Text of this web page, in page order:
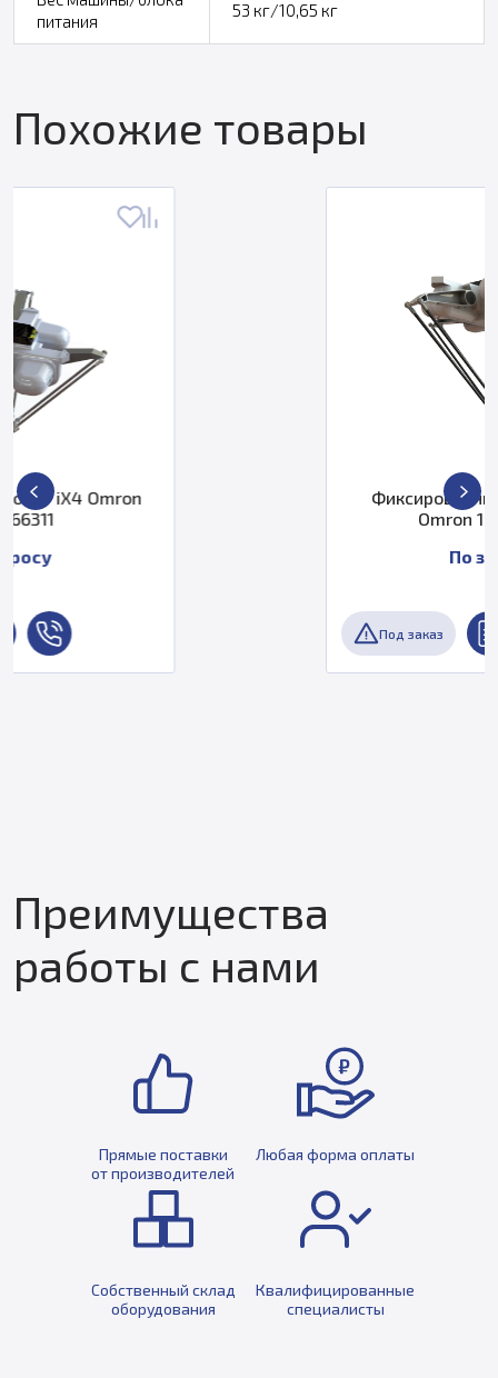
питания
53 кг/10,65 кг
Похожие товары
Фиксированный робот Quattro
Omron 17213-26324
Преимущества
работы с нами
Прямые поставки
от производителей
Любая форма оплаты
Собственный склад
оборудования
Квалифицированные
специалисты